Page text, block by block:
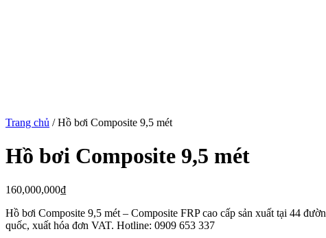
Trang chủ /Hồ bơi Composite 9,5 mét
Hồ bơi Composite 9,5 mét
160,000,000₫
Hồ bơi Composite 9,5 mét – Composite FRP cao cấp sản xuất tại 44
quốc, xuất hóa đơn VAT. Hotline: 0909 653 337